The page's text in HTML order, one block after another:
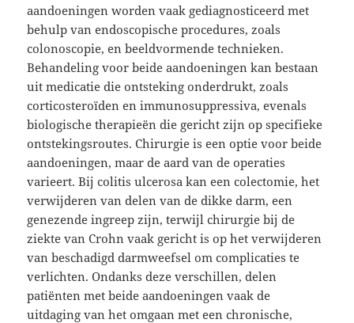
aandoeningen worden vaak gediagnosticeerd met
behulp van endoscopische procedures, zoals
colonoscopie, en beeldvormende technieken.
Behandeling voor beide aandoeningen kan bestaan
uit medicatie die ontsteking onderdrukt, zoals
corticosteroïden en immunosuppressiva, evenals
biologische therapieën die gericht zijn op specifieke
ontstekingsroutes. Chirurgie is een optie voor beide
aandoeningen, maar de aard van de operaties
varieert. Bij colitis ulcerosa kan een colectomie, het
verwijderen van delen van de dikke darm, een
genezende ingreep zijn, terwijl chirurgie bij de
ziekte van Crohn vaak gericht is op het verwijderen
van beschadigd darmweefsel om complicaties te
verlichten. Ondanks deze verschillen, delen
patiënten met beide aandoeningen vaak de
uitdaging van het omgaan met een chronische,